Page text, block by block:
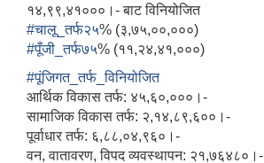
१४,९९,४१०००।- बाट विनियोजित
#चालू_तर्फ२५% (३,७५,००,०००)
#पूँजी_तर्फ७५% (११,२४,४१,०००)
#पूंजिगत_तर्फ_विनियोजित
आर्थिक विकास तर्फ: ४५,६०,०००।-
सामाजिक विकास तर्फ: २,१४,८९,६००।-
पूर्वाधार तर्फ: ६,८८,०४,९६०।-
वन, वातावरण, विपद व्यवस्थापन: २१,७६४८०।-